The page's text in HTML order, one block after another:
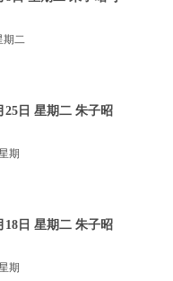
期二
25日 星期二 朱子昭
期
18日 星期二 朱子昭
期